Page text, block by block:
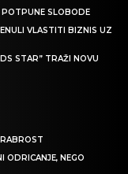
SLOBODE
VLASTITI BIZNIS UZ
STAR” TRAŽI NOVU
ODRICANJE, NEGO